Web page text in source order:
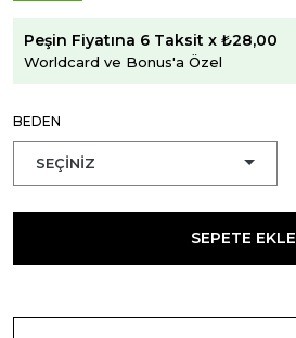
Peşin Fiyatına 6 Taksit x ₺28,00
Worldcard ve Bonus'a Özel
BEDEN
SEPETE EKLE